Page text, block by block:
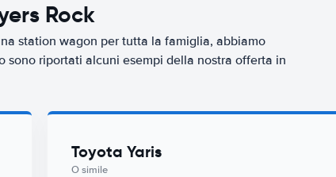
Rock
station wagon per tutta la famiglia, abbiamo
sono riportati alcuni esempi della nostra offerta in
Toyota Yaris
O simile